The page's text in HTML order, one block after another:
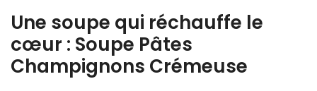
Une soupe qui réchauffe le
cœur : Soupe Pâtes
Champignons Crémeuse